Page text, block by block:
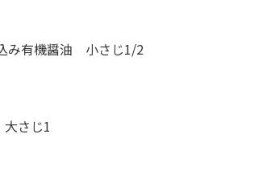
み有機醤油 小さじ1/2
さじ1